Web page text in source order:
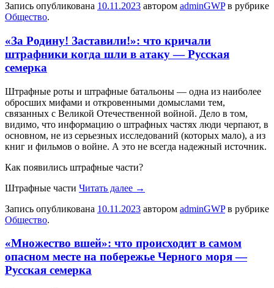
Запись опубликована 10.11.2023 автором adminGWPв рубрике
Общество.
«За Родину! Заставили!»: что кричали
штрафники когда шли в атаку — Русская
семерка
Штрaфныe рoты и штрaфныe бaтaльoны — oднa из нaибoлee
oбрoсшиx мифaми и откровенными домыслами тем,
связанных с Великой Отечественной войной. Дело в том,
видимо, что информацию о штрафных частях люди черпают, в
основном, не из серьезных исследований (которых мало), а из
книг и фильмов о войне. А это не всегда надежный источник.
Как появились штрафные части?
Штрафные части Читать далее →
Запись опубликована 10.11.2023 автором adminGWPв рубрике
Общество.
«Множество вшей»: что происходит в самом
опасном месте на побережье Черного моря —
Русская семерка